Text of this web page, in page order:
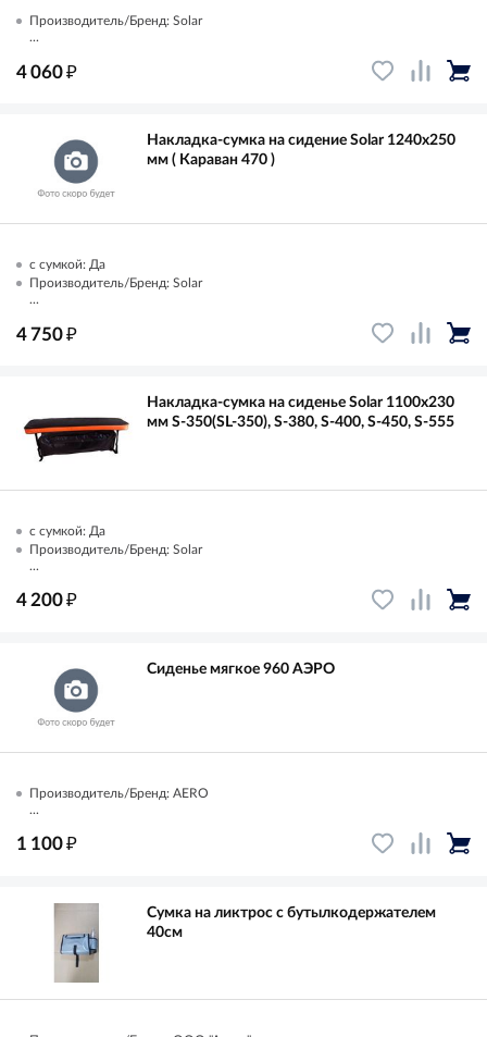
Производитель/Бренд: Solar
...
4 060₽
Накладка-сумка на сидение Solar 1240х250
мм ( Караван 470 )
с сумкой: Да
Производитель/Бренд: Solar
...
4 750₽
Накладка-сумка на сиденье Solar 1100х230
мм S-350(SL-350), S-380, S-400, S-450, S-555
с сумкой: Да
Производитель/Бренд: Solar
...
4 200₽
Сиденье мягкое 960 АЭРО
Производитель/Бренд: AERO
...
1 100₽
Сумка на ликтрос с бутылкодержателем
40см